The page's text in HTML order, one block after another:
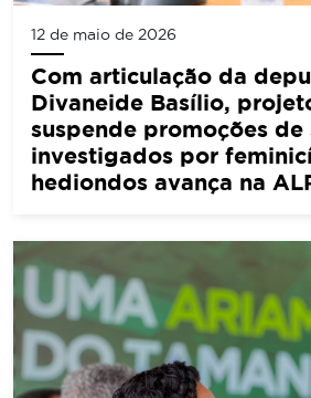
12 de maio de 2026
Com articulação da
Divaneide Basílio,
suspende promoções de
investigados por
hediondos avança na